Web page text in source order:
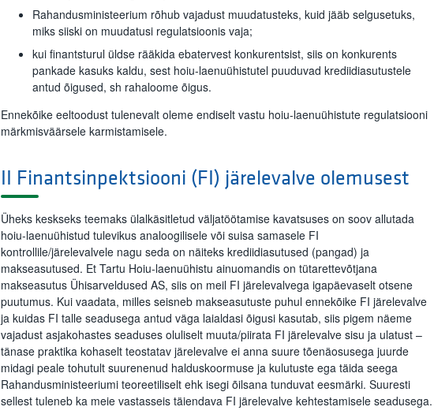
Rahandusministeerium rõhub vajadust muudatusteks, kuid jääb selgusetuks,
miks siiski on muudatusi regulatsioonis vaja;
kui finantsturul üldse rääkida ebatervest konkurentsist, siis on konkurents
pankade kasuks kaldu, sest hoiu-laenuühistutel puuduvad krediidiasutustele
antud õigused, sh rahaloome õigus.
Ennekõike eeltoodust tulenevalt oleme endiselt vastu hoiu-laenuühistute regulatsiooni
märkmisväärsele karmistamisele.
II Finantsinpektsiooni (FI) järelevalve olemusest
Üheks keskseks teemaks ülalkäsitletud väljatöötamise kavatsuses on soov allutada
hoiu-laenuühistud tulevikus analoogilisele või suisa samasele FI
kontrollile/järelevalvele nagu seda on näiteks krediidiasutused (pangad) ja
makseasutused. Et Tartu Hoiu-laenuühistu ainuomandis on tütarettevõtjana
makseasutus Ühisarveldused AS, siis on meil FI järelevalvega igapäevaselt otsene
puutumus. Kui vaadata, milles seisneb makseasutuste puhul ennekõike FI järelevalve
ja kuidas FI talle seadusega antud väga laialdasi õigusi kasutab, siis pigem näeme
vajadust asjakohastes seaduses oluliselt muuta/piirata FI järelevalve sisu ja ulatust –
tänase praktika kohaselt teostatav järelevalve ei anna suure tõenäosusega juurde
midagi peale tohutult suurenenud halduskoormuse ja kulutuste ega täida seega
Rahandusministeeriumi teoreetiliselt ehk isegi õilsana tunduvat eesmärki. Suuresti
sellest tuleneb ka meie vastasseis täiendava FI järelevalve kehtestamisele seadusega.